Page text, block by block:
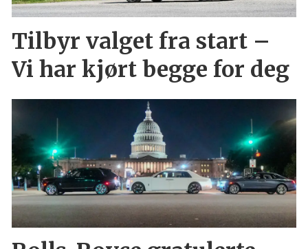
Tilbyr valget fra start –
Vi har kjørt begge for deg